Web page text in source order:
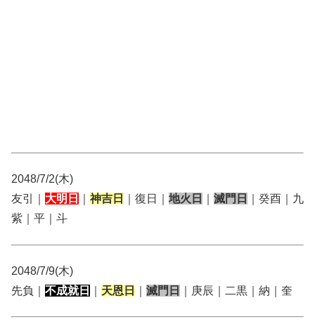
2048/7/2(木)
友引｜ 大明日 神吉日 ｜復日｜ 地火日 滅門日
｜癸酉｜九
紫｜平｜斗
2048/7/9(木)
先負｜ 不成就日 天恩日 滅門日 ｜庚辰｜二黒｜納｜奎